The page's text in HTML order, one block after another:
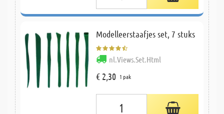
Modelleerstaafjes set, 7 stuks
nl.Views.Set.Html
€ 2,30 1 pak